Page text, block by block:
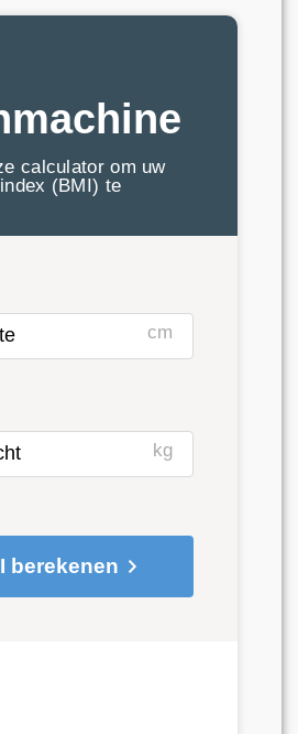
calculator om uw
(BMI) te
cm
kg
berekenen